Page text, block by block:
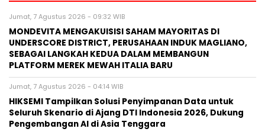
Jumat, 7 Agustus 2026 - 09:32 WIB
MONDEVITA MENGAKUISISI SAHAM MAYORITAS DI
UNDERSCORE DISTRICT, PERUSAHAAN INDUK MAGLIANO,
SEBAGAI LANGKAH KEDUA DALAM MEMBANGUN
PLATFORM MEREK MEWAH ITALIA BARU
Jumat, 7 Agustus 2026 - 04:14 WIB
HIKSEMI Tampilkan Solusi Penyimpanan Data untuk
Seluruh Skenario di Ajang DTI Indonesia 2026, Dukung
Pengembangan AI di Asia Tenggara